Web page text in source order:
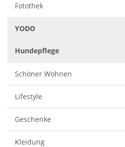
Fotothek
YODO
Hundepflege
Schöner Wohnen
Lifestyle
Geschenke
Kleidung